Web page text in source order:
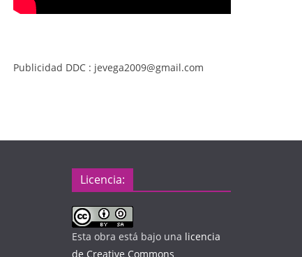
Publicidad DDC : jevega2009@gmail.com
Licencia:
Esta obra está bajo una licencia
de Creative Commons